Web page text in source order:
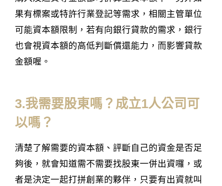
果有標案或特許行業登記等需求，相關主管單位
可能資本額限制，若有向銀行貸款的需求，銀行
也會視資本額的高低判斷償還能力，而影響貸款
金額喔。
3.我需要股東嗎？成立1人公司可
以嗎？
清楚了解需要的資本額、評斷自己的資金是否足
夠後，就會知道需不需要找股東一併出資囉，或
者是決定一起打拼創業的夥伴，只要有出資就叫